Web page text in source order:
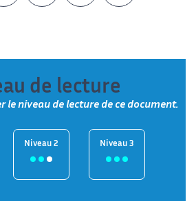
de lecture
le niveau de lecture de ce document.
Niveau 2 Niveau 3